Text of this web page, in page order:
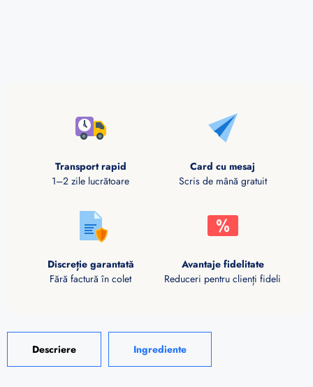
Transport rapid
1–2 zile lucrătoare
Card cu mesaj
Scris de mână gratuit
Discreție garantată
Fără factură în colet
Avantaje fidelitate
Reduceri pentru clienți fideli
Descriere Ingrediente